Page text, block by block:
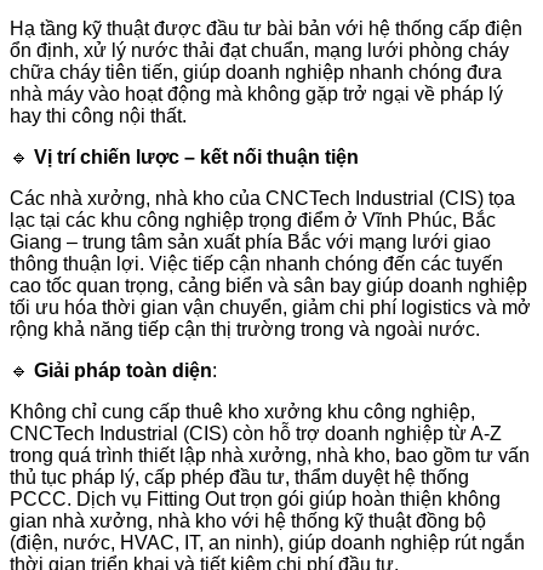
Hạ tầng kỹ thuật được đầu tư bài bản với hệ thống cấp điện
ổn định, xử lý nước thải đạt chuẩn, mạng lưới phòng cháy
chữa cháy tiên tiến, giúp doanh nghiệp nhanh chóng đưa
nhà máy vào hoạt động mà không gặp trở ngại về pháp lý
hay thi công nội thất.
🔹 Vị trí chiến lược – kết nối thuận tiện
Các nhà xưởng, nhà kho của CNCTech Industrial (CIS) tọa
lạc tại các khu công nghiệp trọng điểm ở Vĩnh Phúc, Bắc
Giang – trung tâm sản xuất phía Bắc với mạng lưới giao
thông thuận lợi. Việc tiếp cận nhanh chóng đến các tuyến
cao tốc quan trọng, cảng biển và sân bay giúp doanh nghiệp
tối ưu hóa thời gian vận chuyển, giảm chi phí logistics và mở
rộng khả năng tiếp cận thị trường trong và ngoài nước.
🔹 Giải pháp toàn diện:
Không chỉ cung cấp thuê kho xưởng khu công nghiệp,
CNCTech Industrial (CIS) còn hỗ trợ doanh nghiệp từ A-Z
trong quá trình thiết lập nhà xưởng, nhà kho, bao gồm tư vấn
thủ tục pháp lý, cấp phép đầu tư, thẩm duyệt hệ thống
PCCC. Dịch vụ Fitting Out trọn gói giúp hoàn thiện không
gian nhà xưởng, nhà kho với hệ thống kỹ thuật đồng bộ
(điện, nước, HVAC, IT, an ninh), giúp doanh nghiệp rút ngắn
thời gian triển khai và tiết kiệm chi phí đầu tư.